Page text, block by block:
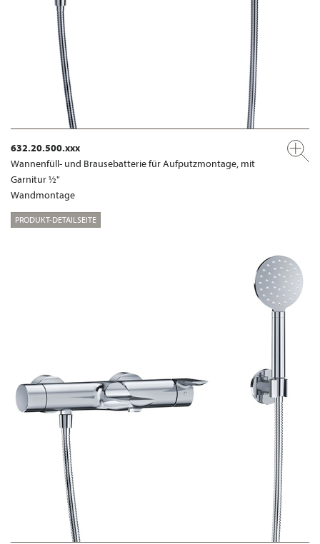
632.20.500.xxx
Wannenfüll- und Brausebatterie für Aufputzmontage, mit
Garnitur ½"
Wandmontage
PRODUKT-DETAILSEITE